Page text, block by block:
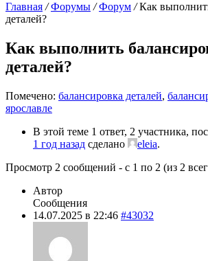
Главная / Форумы / Форум / Как
деталей?
Как выполнить
деталей?
Помечено: балансировка деталей,
ярославле
В этой теме 1 ответ, 2 участника,
1 год назад сделано eleia.
Просмотр 2 сообщений - с 1 по 2 (из 2
Автор
Сообщения
14.07.2025 в 22:46 #43032